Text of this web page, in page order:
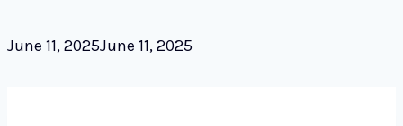
June 11, 2025June 11, 2025